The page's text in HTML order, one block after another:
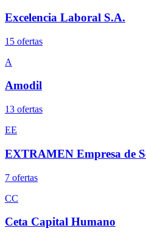
Excelencia Laboral S.A.
15 ofertas
A
Amodil
13 ofertas
EE
EXTRAMEN Empresa de
7 ofertas
CC
Ceta Capital Humano